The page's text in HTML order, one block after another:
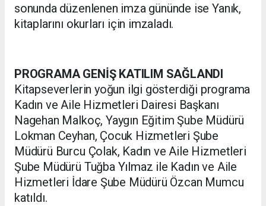
sonunda düzenlenen imza gününde ise Yanık,
kitaplarını okurları için imzaladı.
PROGRAMA GENİŞ KATILIM SAĞLANDI
Kitapseverlerin yoğun ilgi gösterdiği programa
Kadın ve Aile Hizmetleri Dairesi Başkanı
Nagehan Malkoç, Yaygın Eğitim Şube Müdürü
Lokman Ceyhan, Çocuk Hizmetleri Şube
Müdürü Burcu Çolak, Kadın ve Aile Hizmetleri
Şube Müdürü Tuğba Yılmaz ile Kadın ve Aile
Hizmetleri İdare Şube Müdürü Özcan Mumcu
katıldı.